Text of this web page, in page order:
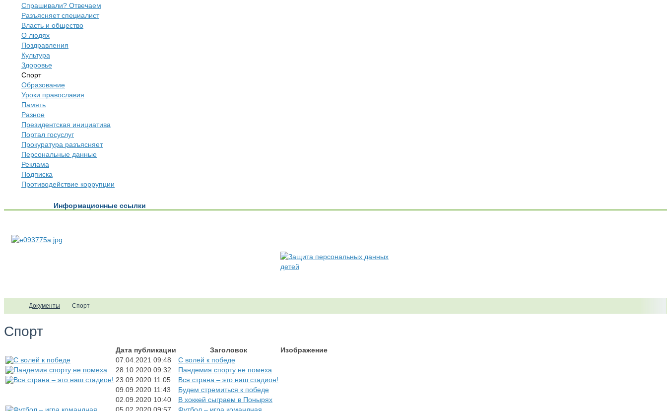
Спрашивали? Отвечаем
Разъясняет специалист
Власть и общество
О людях
Поздравления
Культура
Здоровье
Спорт
Образование
Уроки православия
Память
Разное
Президентская инициатива
Портал госуслуг
Прокуратура разъясняет
Персональные данные
Реклама
Подписка
Противодействие коррупции
Информационные ссылки
Документы Спорт
Спорт
Дата публикации Заголовок
Изображение
07.04.2021 09:48
С волей к победе
28.10.2020 09:32
Пандемия спорту не помеха
23.09.2020 11:05
Вся страна – это наш стадион!
09.09.2020 11:43
Будем стремиться к победе
02.09.2020 10:40
В хоккей сыграем в Понырях